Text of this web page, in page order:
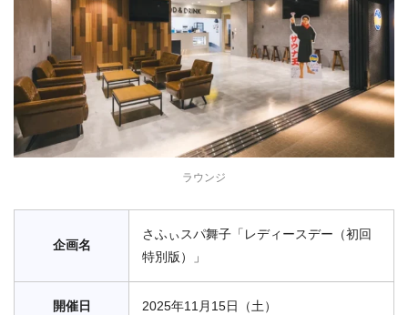
ラウンジ
企画名
さふぃスパ舞子「レディースデー（初回
特別版）」
開催日 2025年11月15日（土）